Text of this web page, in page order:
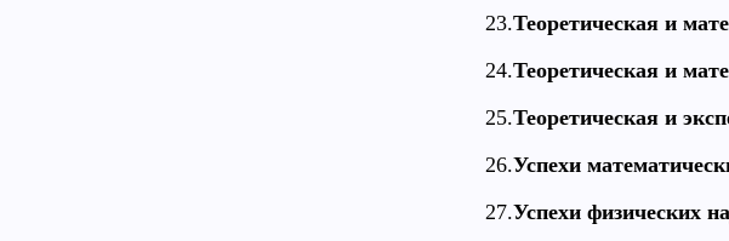
23.Теоретическая и
24.Теоретическая и
25.Теоретическая и
26.Успехи
27.Успехи физических